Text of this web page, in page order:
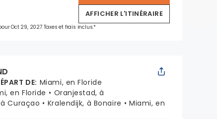
AFFICHER L'ITINÉRAIRE
Oct 29, 2027 Taxes et frais inclus.*
DE: Miami, en Floride
en Floride
Oranjestad, à
Curaçao Kralendijk, à Bonaire
Miami, en